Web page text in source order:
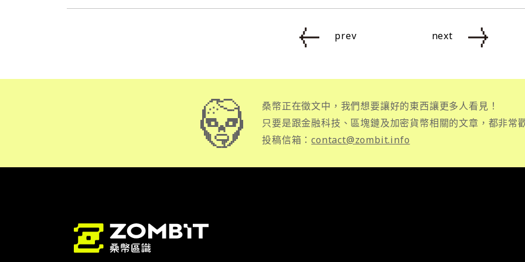
prev next
桑幣正在徵文中，我們想要讓好的東西讓更多人看見！
只要是跟金融科技、區塊鏈及加密貨幣相關的文章，都非常
投稿信箱：contact@zombit.info